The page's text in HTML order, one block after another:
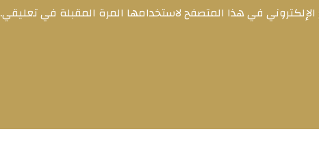
في هذا المتصفح لاستخدامها المرة المقبلة في تعليقي.